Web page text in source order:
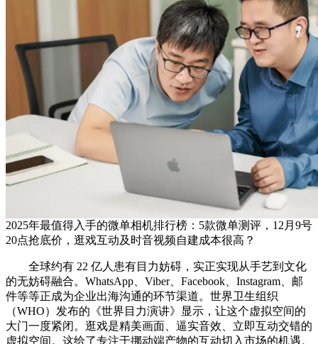
2025年最值得入手的微单相机排行榜：5款微单测评，12月9号
20点抢底价，逛戏互动及时音视频自建成本很高？
全球约有 22 亿人患有目力妨碍，实正实现从手艺到文化
的无妨碍融合。WhatsApp、Viber、Facebook、Instagram、邮
件等等正成为企业出海沟通的环节渠道。世界卫生组织
（WHO）发布的《世界目力演讲》显示，让这个虚拟空间的
大门一度紧闭。逛戏是精美画面、逼实音效、立即互动交错的
虚拟空间。这给了专注于挪动端产物的互动切入市场的机遇。